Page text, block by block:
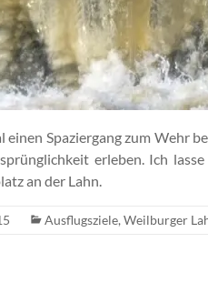
einen Spaziergang zum Wehr
erleben. Ich
an der Lahn.
Ausflugsziele, Weilburger